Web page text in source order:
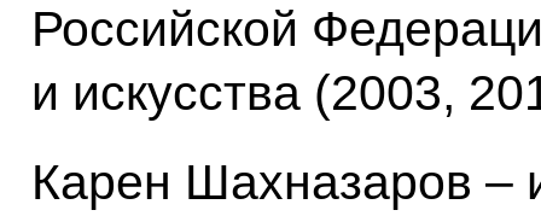
Российской
и искусства (2003,
Карен Шахназаров –